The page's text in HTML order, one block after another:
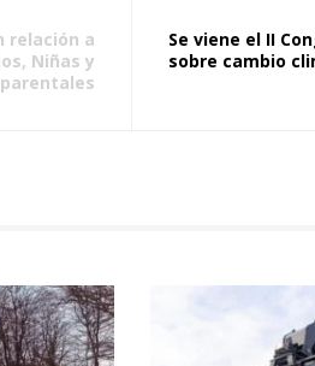
relación a
Niñas y
Se viene el II
sobre cambio